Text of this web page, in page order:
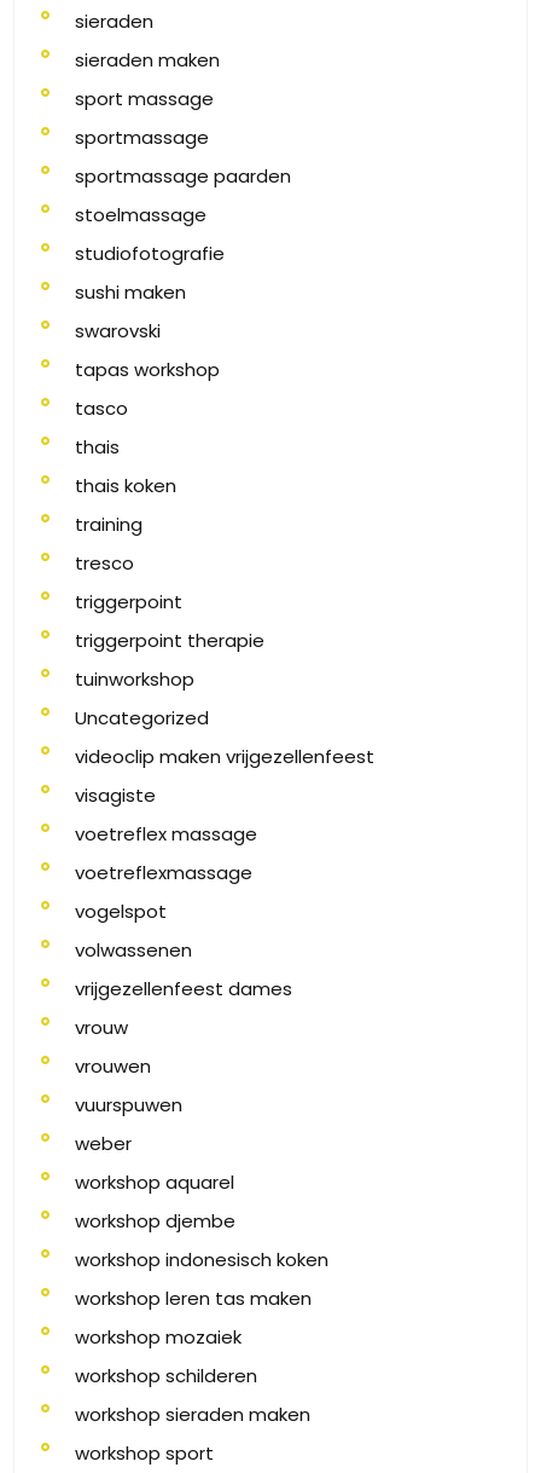
sieraden
sieraden maken
sport massage
sportmassage
sportmassage paarden
stoelmassage
studiofotografie
sushi maken
swarovski
tapas workshop
tasco
thais
thais koken
training
tresco
triggerpoint
triggerpoint therapie
tuinworkshop
Uncategorized
videoclip maken vrijgezellenfeest
visagiste
voetreflex massage
voetreflexmassage
vogelspot
volwassenen
vrijgezellenfeest dames
vrouw
vrouwen
vuurspuwen
weber
workshop aquarel
workshop djembe
workshop indonesisch koken
workshop leren tas maken
workshop mozaiek
workshop schilderen
workshop sieraden maken
workshop sport